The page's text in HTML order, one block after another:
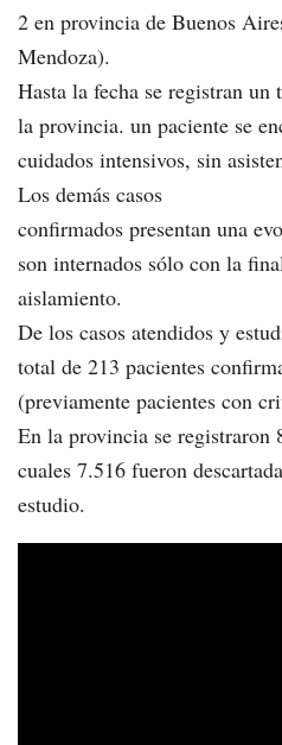
2 en provincia de Buenos
Mendoza).
Hasta la fecha se registran
la provincia. un paciente se
cuidados intensivos, sin
Los demás casos
confirmados presentan una
son internados sólo con la
aislamiento.
De los casos atendidos y
total de 213 pacientes
(previamente pacientes con
En la provincia se registraron
cuales 7.516 fueron
estudio.